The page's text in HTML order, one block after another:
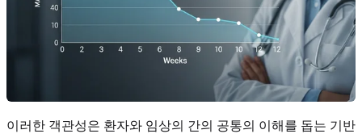
이러한 객관성은 환자와 임상의 간의 공통의 이해를 돕는 기반